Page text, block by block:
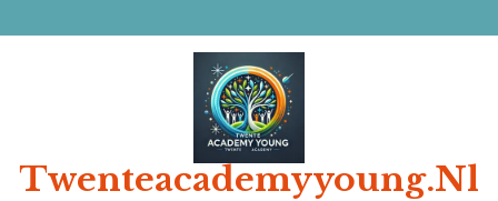
naar
Twenteacademyyoung.nl